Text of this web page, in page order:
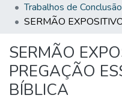
SERMÃO
PREGAÇÃO
BÍBLICA